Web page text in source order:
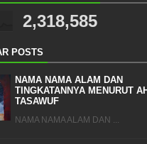
2,318,585
POSTS
NAMA NAMA ALAM DAN
TINGKATANNYA MENURUT
TASAWUF
NAMA NAMA ALAM DAN ...